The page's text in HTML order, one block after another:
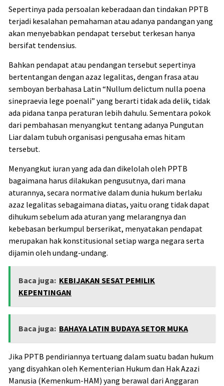
Sepertinya pada persoalan keberadaan dan tindakan PPTB
terjadi kesalahan pemahaman atau adanya pandangan yang
akan menyebabkan pendapat tersebut terkesan hanya
bersifat tendensius.
Bahkan pendapat atau pendangan tersebut sepertinya
bertentangan dengan azaz legalitas, dengan frasa atau
semboyan berbahasa Latin “Nullum delictum nulla poena
sinepraevia lege poenali” yang berarti tidak ada delik, tidak
ada pidana tanpa peraturan lebih dahulu. Sementara pokok
dari pembahasan menyangkut tentang adanya Pungutan
Liar dalam tubuh organisasi pengusaha emas hitam
tersebut.
Menyangkut iuran yang ada dan dikelolah oleh PPTB
bagaimana harus dilakukan pengusutnya, dari mana
aturannya, secara normative dalam dunia hukum berlaku
azaz legalitas sebagaimana diatas, yaitu orang tidak dapat
dihukum sebelum ada aturan yang melarangnya dan
kebebasan berkumpul berserikat, menyatakan pendapat
merupakan hak konstitusional setiap warga negara serta
dijamin oleh undang-undang.
Baca juga: KEBIJAKAN SESAT PEMILIK
KEPENTINGAN
Baca juga: BAHAYA LATIN BUDAYA SETOR MUKA
Jika PPTB pendiriannya tertuang dalam suatu badan hukum
yang disyahkan oleh Kementerian Hukum dan Hak Azazi
Manusia (Kemenkum-HAM) yang berawal dari Anggaran